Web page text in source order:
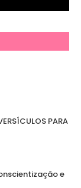
PARA
e